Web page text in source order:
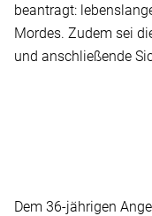
beantragt:
Mordes. Zudem sei
und anschließende
Dem 36-jährigen